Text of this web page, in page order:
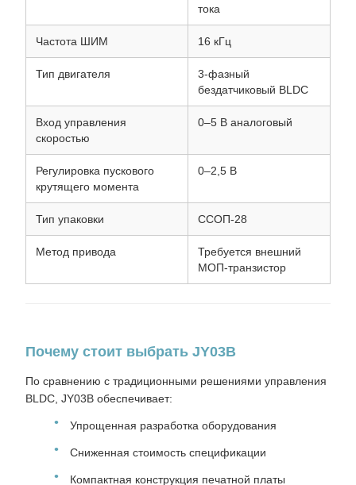
тока
Частота ШИМ 16 кГц
Тип двигателя
3-фазный
бездатчиковый BLDC
Вход управления
скоростью
0–5 В аналоговый
Регулировка пускового
крутящего момента
0–2,5 В
Тип упаковки ССОП-28
Метод привода
Требуется внешний
МОП-транзистор
Почему стоит выбрать JY03B
По сравнению с традиционными решениями управления
BLDC, JY03B обеспечивает:
Упрощенная разработка оборудования
Сниженная стоимость спецификации
Компактная конструкция печатной платы